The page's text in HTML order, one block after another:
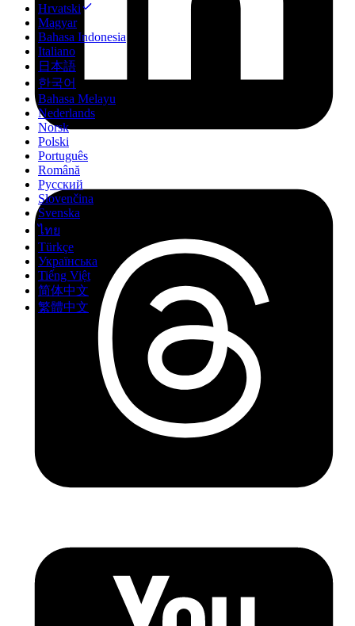
Hrvatski
Magyar
Bahasa Indonesia
Italiano
日本語
한국어
Bahasa Melayu
Nederlands
Norsk
Polski
Português
Română
Русский
Slovenčina
Svenska
ไทย
Türkçe
Українська
Tiếng Việt
简体中文
繁體中文